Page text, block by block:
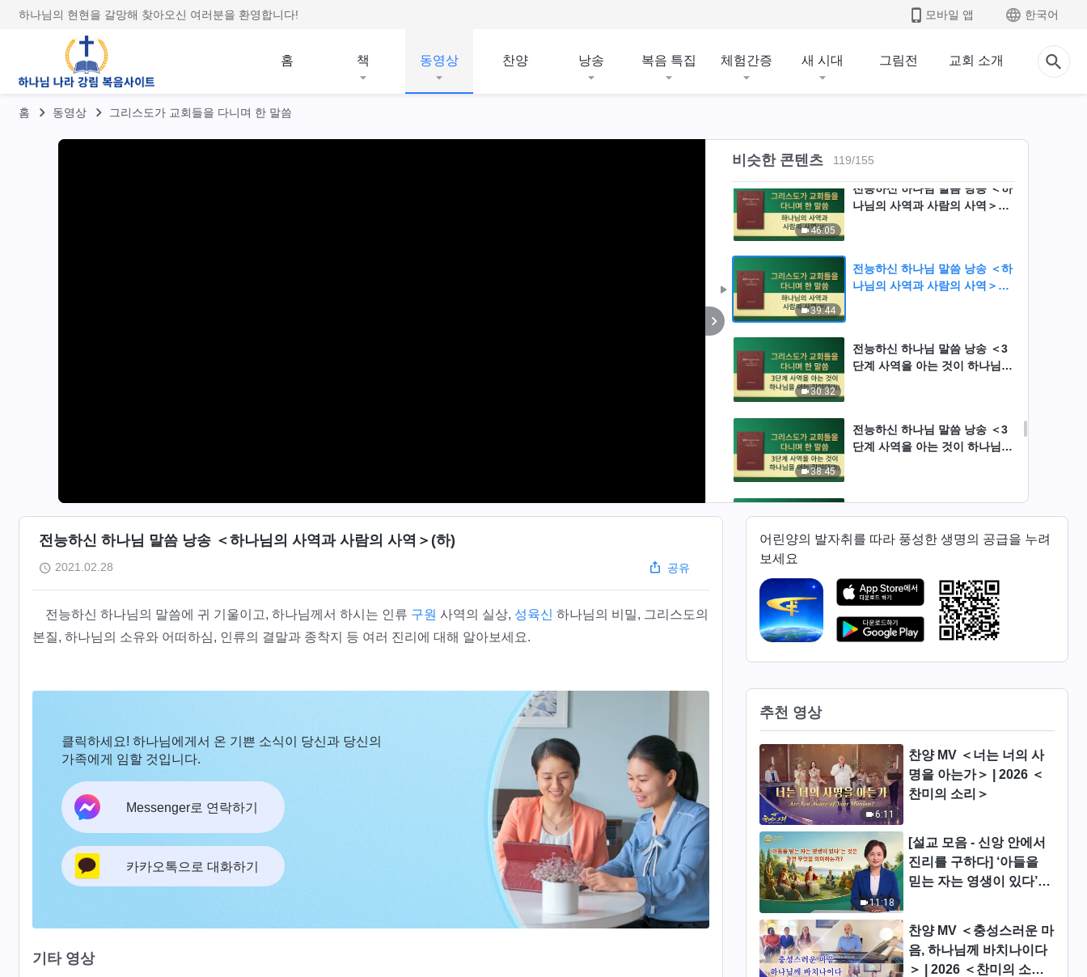
하나님의 현현을 갈망해 찾아오신 여러분을 환영합니다! 모바일 앱 한국어
홈 책 동영상 찬양 낭송 복음 특집 체험간증 새 시대 그림전 교회 소개
홈 동영상 그리스도가 교회들을 다니며 한 말씀
비슷한 콘텐츠 119/155
25:46
려 있다＞(상)
려 있다＞(하)
46:05
전능하신 하나님 말씀 낭송 ＜하
나님의 사역과 사람의 사역＞
39:44
전능하신 하나님 말씀 낭송 ＜하
나님의 사역과 사람의 사역＞
30:32
전능하신 하나님 말씀 낭송 ＜3
단계 사역을 아는 것이 하나님을
38:45
전능하신 하나님 말씀 낭송 ＜3
단계 사역을 아는 것이 하나님을
된 하나님의 구원이 더욱 필요하
40:40
전능하신 하나님 말씀 낭송 ＜패
괴된 인류에게는 말씀이 ‘육신’
된 하나님의 구원이 더욱 필요하
다＞(하)
1:02:05
나님이 거하고 있는 ‘육신’의 본
43:09
전능하신 하나님 말씀 낭송 ＜하
나님의 사역과 사람의 실행 ＞
(하)
37:08
전능하신 하나님 말씀 낭송 ＜하
나님의 사역과 사람의 실행＞
(상)
37:58
전능하신 하나님 말씀 낭송 ＜그
리스도의 본질은 하나님 아버지
의 뜻에 순종하는 것이다＞
전능하신 하나님 말씀 낭송 ＜하나님의 사역과 사람의 사역＞(하)
2021.02.28 공유
전능하신 하나님의 말씀에 귀 기울이고, 하나님께서 하시는 인류 구원 사역의 실상, 성육신 하나님의 비밀, 그리스도의
본질, 하나님의 소유와 어떠하심, 인류의 결말과 종착지 등 여러 진리에 대해 알아보세요.
클릭하세요! 하나님에게서 온 기쁜 소식이 당신과 당신의
가족에게 임할 것입니다.
Messenger로 연락하기
카카오톡으로 대화하기
기타 영상
어린양의 발자취를 따라 풍성한 생명의 공급을 누려
보세요
추천 영상
6:11
찬양 MV ＜너는 너의 사
명을 아는가＞ | 2026 ＜
찬미의 소리＞
11:18
[설교 모음 - 신앙 안에서
진리를 구하다] ‘아들을
믿는 자는 영생이 있다’는
찬양 MV ＜충성스러운 마
음, 하나님께 바치나이다
＞ | 2026 ＜찬미의 소리